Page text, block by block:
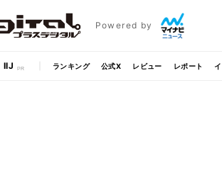
Powered by
IIJ ランキング 公式X レビュー レポート